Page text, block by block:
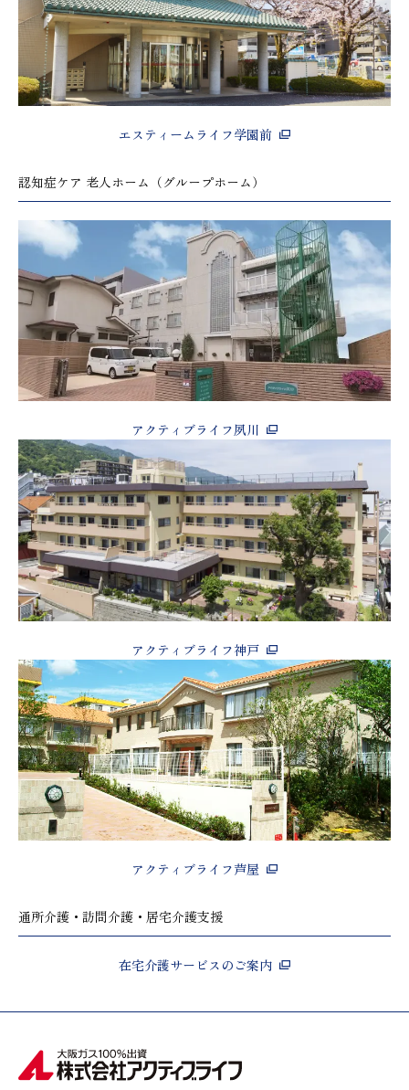
エスティームライフ学園前
認知症ケア 老人ホーム（グループホーム）
アクティブライフ夙川
アクティブライフ神戸
アクティブライフ芦屋
通所介護・訪問介護・居宅介護支援
在宅介護サービスのご案内